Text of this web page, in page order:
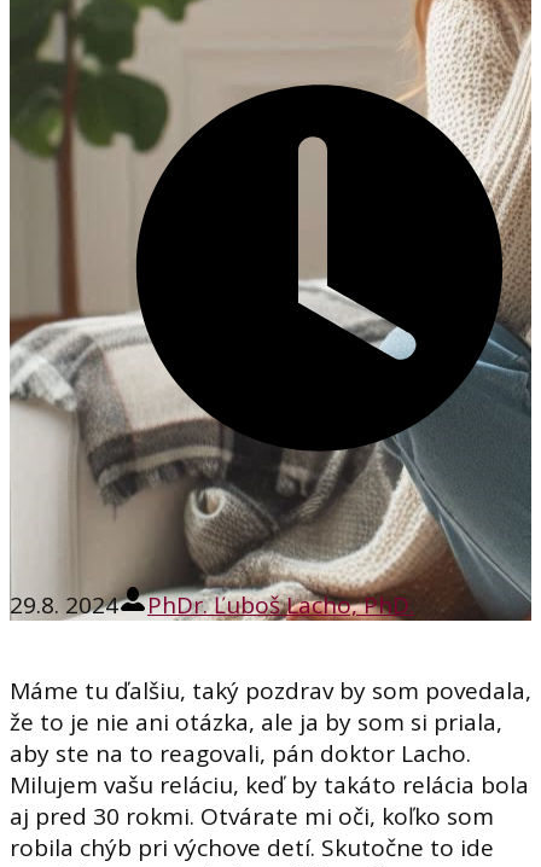
29.8. 2024 PhDr. Ľuboš Lacho, PhD.
Máme tu ďalšiu, taký pozdrav by som povedala,
že to je nie ani otázka, ale ja by som si priala,
aby ste na to reagovali, pán doktor Lacho.
Milujem vašu reláciu, keď by takáto relácia bola
aj pred 30 rokmi. Otvárate mi oči, koľko som
robila chýb pri výchove detí. Skutočne to ide